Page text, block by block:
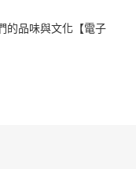
的品味與文化【電子